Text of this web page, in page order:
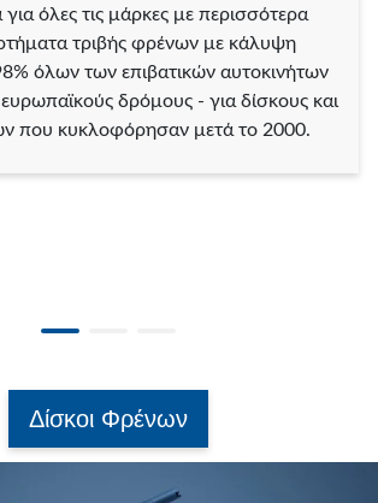
όλες τις μάρκες με περισσότερα
τριβής φρένων με κάλυψη
όλων των επιβατικών αυτοκινήτων
δρόμους - για δίσκους και
που κυκλοφόρησαν μετά το 2000.
Δίσκοι Φρένων